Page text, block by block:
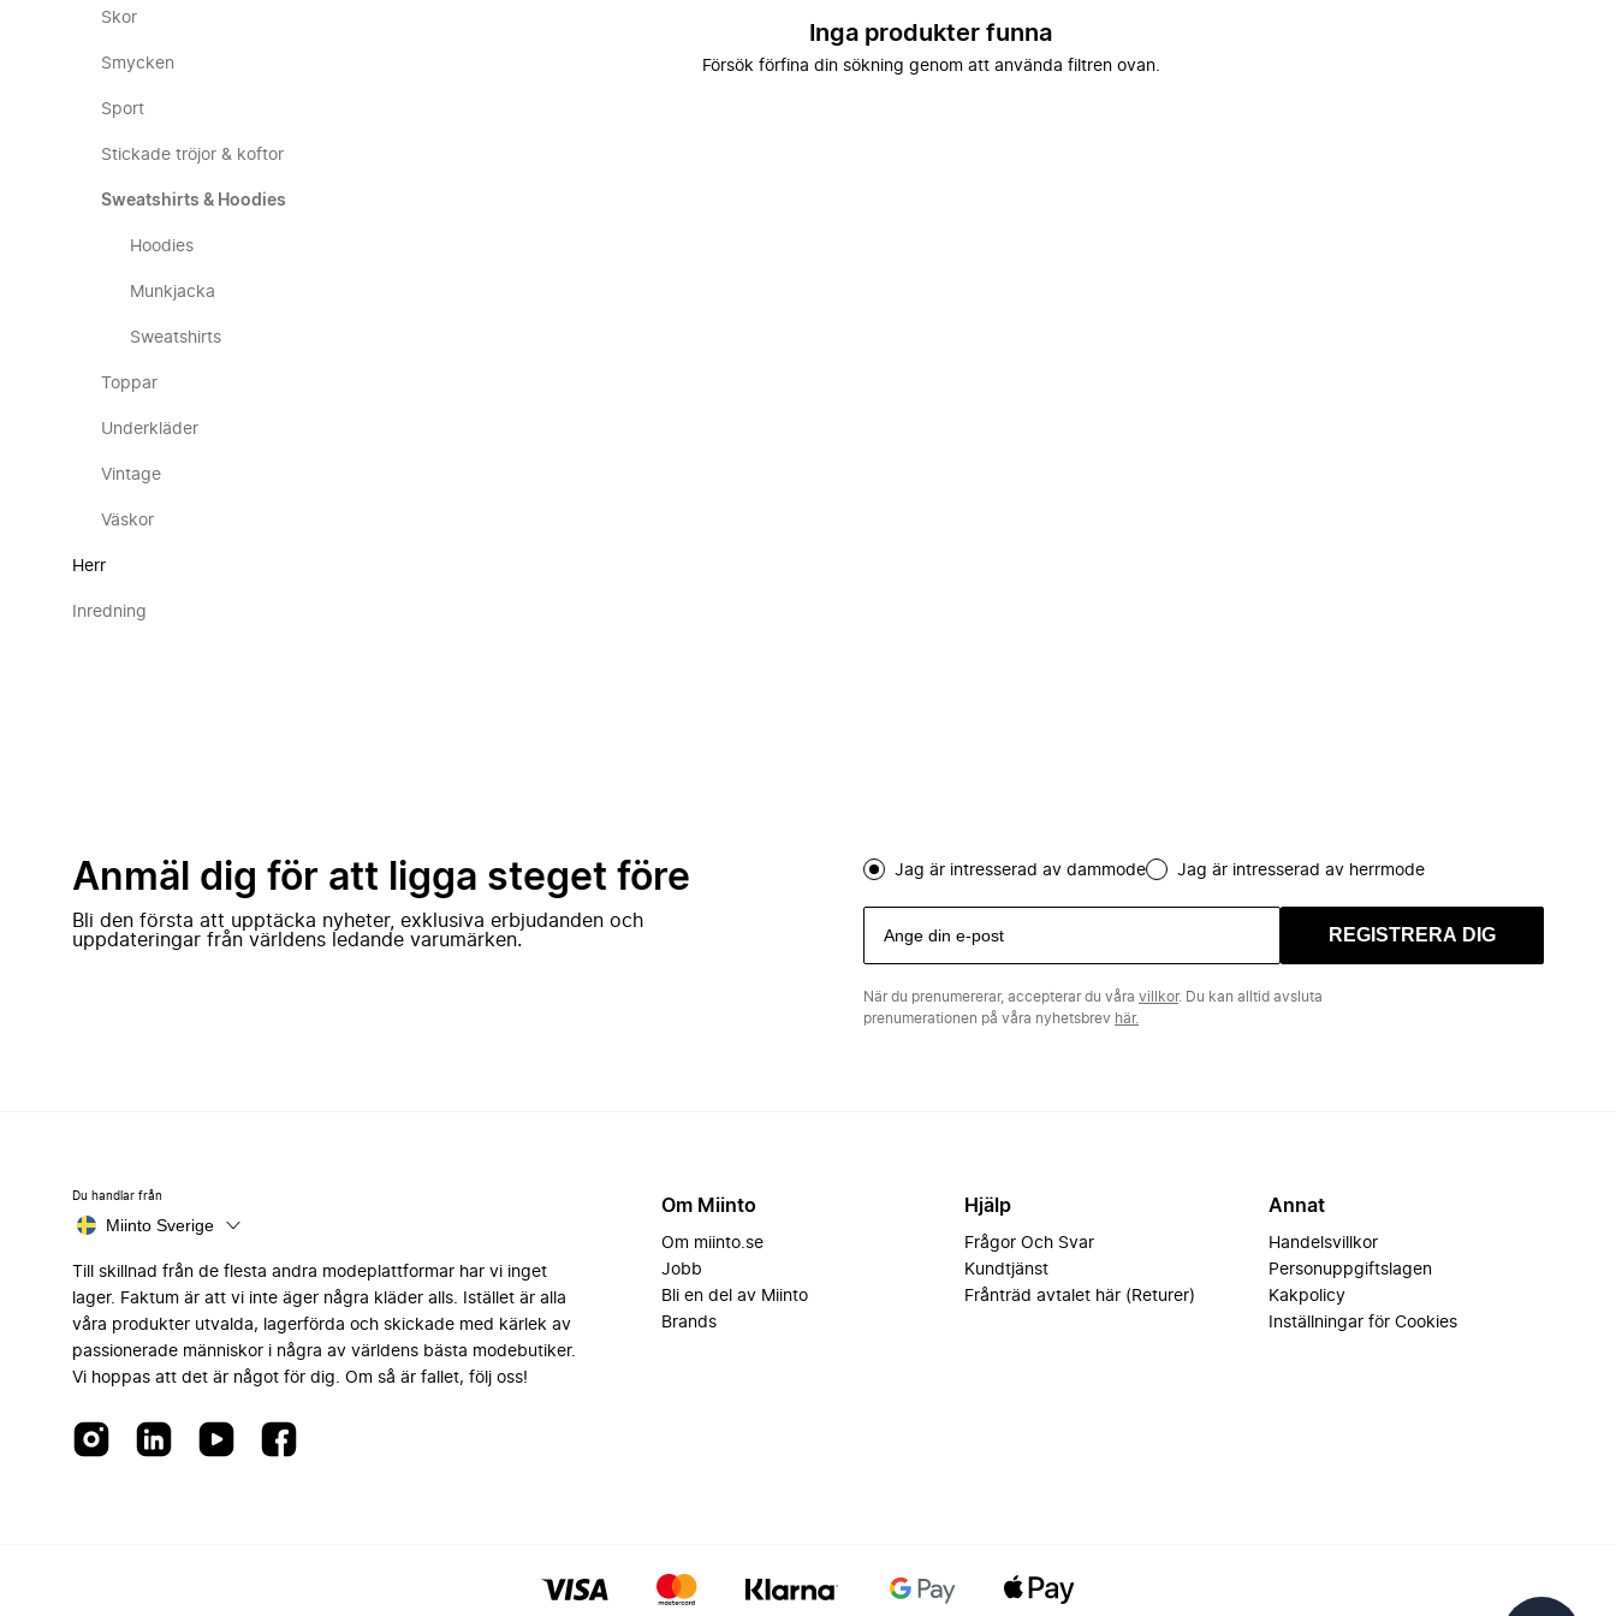
Skor
Smycken
Sport
Stickade tröjor & koftor
Sweatshirts & Hoodies
Hoodies
Munkjacka
Sweatshirts
Toppar
Underkläder
Vintage
Väskor
Herr
Inredning
Inga produkter funna
Försök förfina din sökning genom att använda filtren ovan.
Anmäl dig för att ligga steget före
Bli den första att upptäcka nyheter, exklusiva erbjudanden och
uppdateringar från världens ledande varumärken.
Jag är intresserad av dammode Jag är intresserad av herrmode
REGISTRERA DIG
När du prenumererar, accepterar du våra villkor. Du kan alltid avsluta
prenumerationen på våra nyhetsbrev här.
Du handlar från
Miinto Sverige
Till skillnad från de flesta andra modeplattformar har vi inget
lager. Faktum är att vi inte äger några kläder alls. Istället är alla
våra produkter utvalda, lagerförda och skickade med kärlek av
passionerade människor i några av världens bästa modebutiker.
Vi hoppas att det är något för dig. Om så är fallet, följ oss!
Om Miinto
Om miinto.se
Jobb
Bli en del av Miinto
Brands
Hjälp
Frågor Och Svar
Kundtjänst
Frånträd avtalet här (Returer)
Annat
Handelsvillkor
Personuppgiftslagen
Kakpolicy
Inställningar för Cookies